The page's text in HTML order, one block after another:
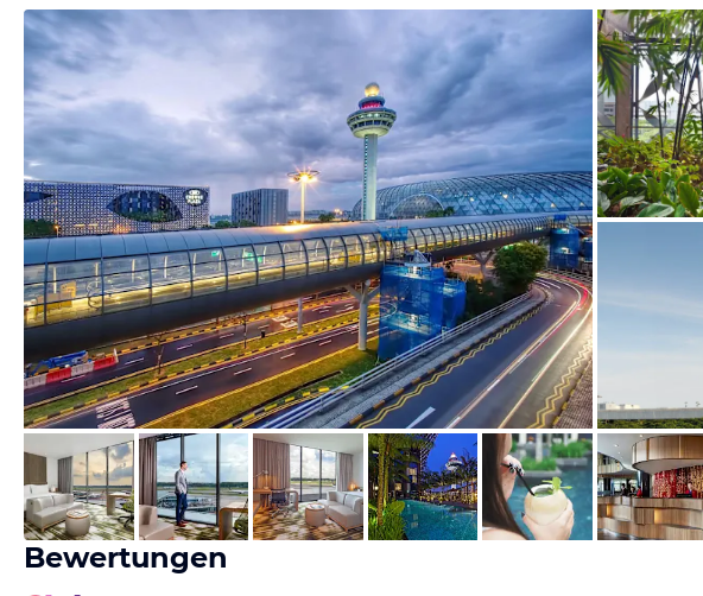
von Expedia von Expedia
Bewertungen